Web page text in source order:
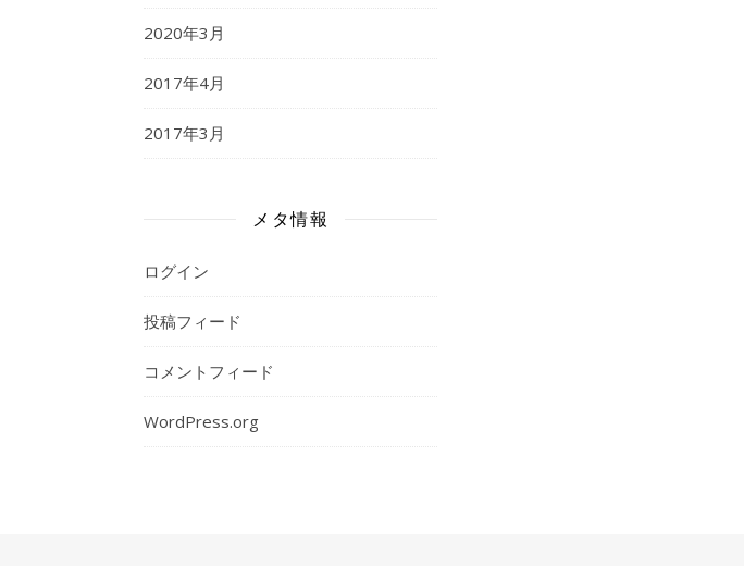
2020年3月
2017年4月
2017年3月
メタ情報
ログイン
投稿フィード
コメントフィード
WordPress.org